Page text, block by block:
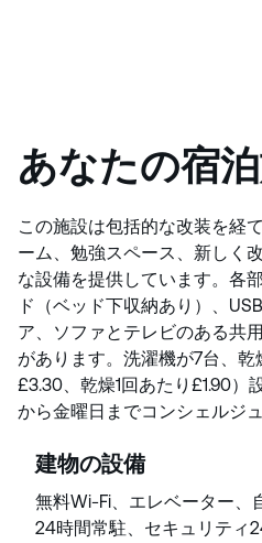
あなたの宿
この施設は包括的な改装を経
ーム、勉強スペース、新しく
な設備を提供しています。各
ド（ベッド下収納あり）、
ア、ソファとテレビのある共
があります。洗濯機が7台、乾
£3.30、乾燥1回あたり£1.90）
から金曜日までコンシェルジ
建物の設備
無料Wi-Fi、エレベーター、
24時間常駐、セキュリティ